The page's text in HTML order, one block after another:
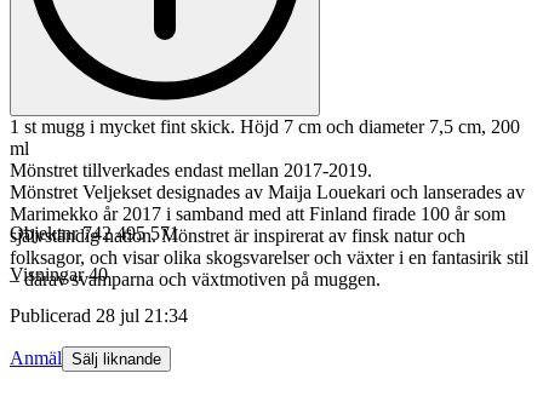
1 st mugg i mycket fint skick. Höjd 7 cm och diameter 7,5 cm, 200
ml
Mönstret tillverkades endast mellan 2017-2019.
Mönstret Veljekset designades av Maija Louekari och lanserades av
Marimekko år 2017 i samband med att Finland firade 100 år som
självständig nation. Mönstret är inspirerat av finsk natur och
folksagor, och visar olika skogsvarelser och växter i en fantasirik stil
– därav svamparna och växtmotiven på muggen.
Objektnr 742 495 571
Visningar 40
Publicerad 28 jul 21:34
Anmäl Sälj liknande